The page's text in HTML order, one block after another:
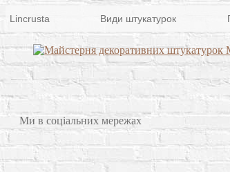
Lincrusta Види штукатурок
Ми в соціальних мережах